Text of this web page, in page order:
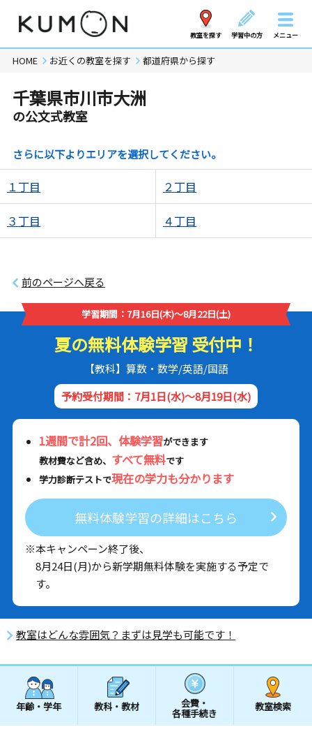
教室を探す 学習中の方 メニュー
HOME お近くの教室を探す 都道府県から探す
千葉県市川市大洲
の公文式教室
さらに以下よりエリアを選択してください。
１丁目 ２丁目
３丁目 ４丁目
前のページへ戻る
学習期間：7月16日(木)～8月22日(土)
夏の無料体験学習 受付中！
【教科】算数・数学/英語/国語
予約受付期間：7月1日(水)～8月19日(水)
1週間で計2回、体験学習ができます
教材費など含め、 すべて無料です
学力診断テストで現在の学力も分かります
無料体験学習の詳細はこちら
※本キャンペーン終了後、
8月24日(月)から新学期無料体験を実施する予定で
す。
教室はどんな雰囲気？まずは見学も可能です！
年齢・学年 教科・教材 会費・
各種手続き
教室検索